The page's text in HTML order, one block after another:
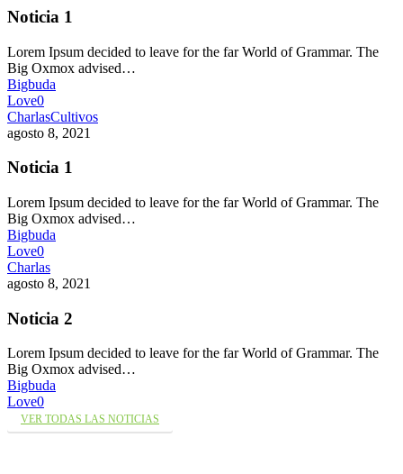
Noticia 1
Lorem Ipsum decided to leave for the far World of Grammar. The
Big Oxmox advised…
Bigbuda
Love0
CharlasCultivos
agosto 8, 2021
Noticia 1
Lorem Ipsum decided to leave for the far World of Grammar. The
Big Oxmox advised…
Bigbuda
Love0
Charlas
agosto 8, 2021
Noticia 2
Lorem Ipsum decided to leave for the far World of Grammar. The
Big Oxmox advised…
Bigbuda
Love0
VER TODAS LAS NOTICIAS